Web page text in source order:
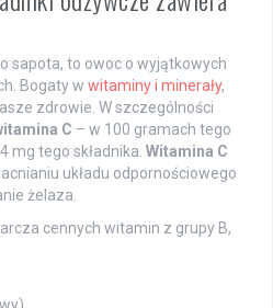
sapota, to owoc o wyjątkowych
Bogaty w witaminy i minerały,
zdrowie. W szczególności
C – w 100 gramach tego
mg tego składnika. Witamina C
układu odpornościowego
żelaza.
cennych witamin z grupy B,